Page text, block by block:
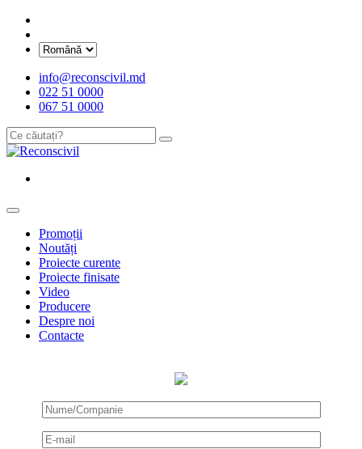
info@reconscivil.md
022 51 0000
067 51 0000
Promoții
Noutăți
Proiecte curente
Proiecte finisate
Video
Producere
Despre noi
Contacte